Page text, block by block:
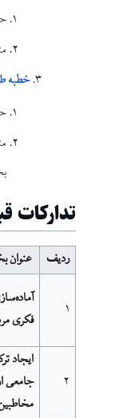
خطبه
تدارکات
ردیف
۱
فکری
۲
ایجاد
جامعی